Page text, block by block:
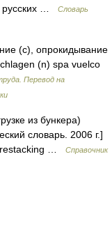
русских …
Словарь
(с), опрокидывание
(n) spa vuelco
Перевод на
из бункера)
словарь. 2006 г.]
restacking …
Справочник